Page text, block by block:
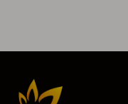
EcoWorld-Shop